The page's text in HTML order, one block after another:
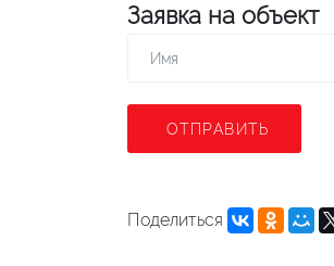
Заявка на объект
ОТПРАВИТЬ
Поделиться